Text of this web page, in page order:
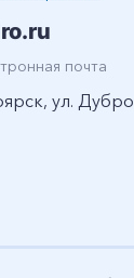
почта
ул.